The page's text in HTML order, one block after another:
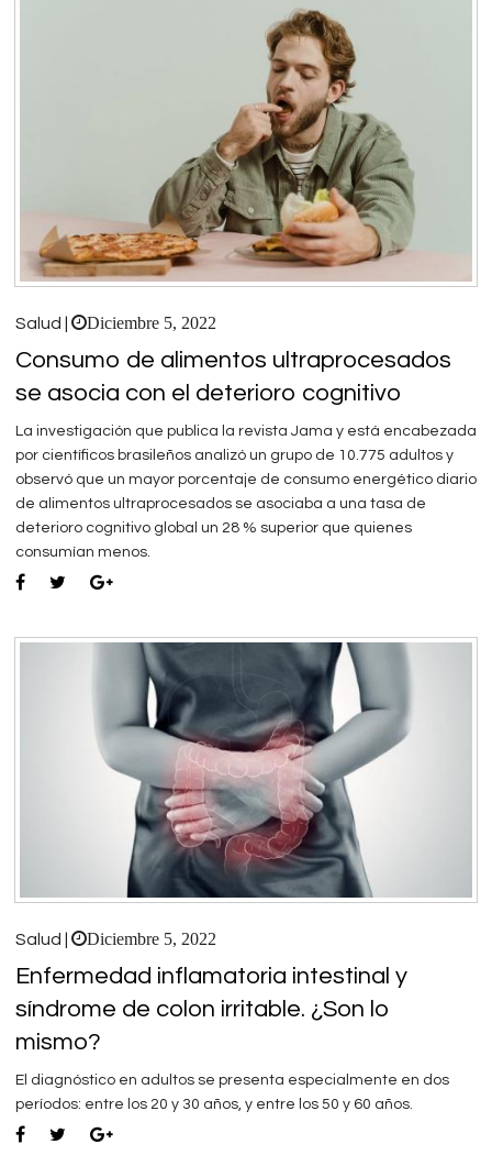
Salud | Diciembre 5, 2022
Consumo de alimentos ultraprocesados
se asocia con el deterioro cognitivo
La investigación que publica la revista Jama y está encabezada
por científicos brasileños analizó un grupo de 10.775 adultos y
observó que un mayor porcentaje de consumo energético diario
de alimentos ultraprocesados se asociaba a una tasa de
deterioro cognitivo global un 28 % superior que quienes
consumían menos.
Salud | Diciembre 5, 2022
Enfermedad inflamatoria intestinal y
síndrome de colon irritable. ¿Son lo
mismo?
El diagnóstico en adultos se presenta especialmente en dos
períodos: entre los 20 y 30 años, y entre los 50 y 60 años.